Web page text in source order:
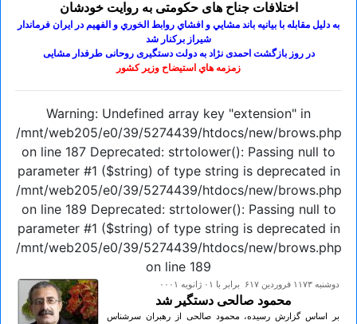
اختلافات جناح های حکومتی به روایت خودشان
به دليل مقابله با بيانيه باند مشايي و افشاي روابط الخوري و الفهيم در ايران فرماندار
شيراز برکنار شد
در روز بازگشت احمدی نژاد به دولت دستگیری روحانی طرفدار مشایی
زمزمه هاي استيضاح وزير كشور
Warning: Undefined array key "extension" in
/mnt/web205/e0/39/5274439/htdocs/new/brows.php
on line 187 Deprecated: strtolower(): Passing null to
parameter #1 ($string) of type string is deprecated in
/mnt/web205/e0/39/5274439/htdocs/new/brows.php
on line 189 Deprecated: strtolower(): Passing null to
parameter #1 ($string) of type string is deprecated in
/mnt/web205/e0/39/5274439/htdocs/new/brows.php
on line 189
دوشنبه ۱۱۷۳ فروردين ۶۱۷ برابر با ۰۱ ژانويه ۰۰۰۱
محمود صالحی دستگیر شد
بر اساس گزارش رسیده، محمود صالحی از رهبران سرشناس